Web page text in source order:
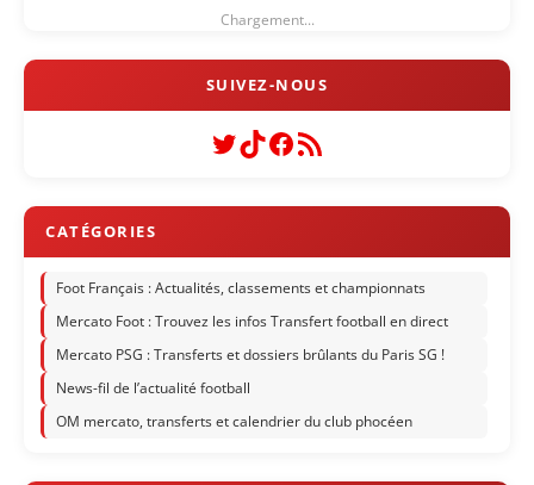
Chargement...
Twitter
TikTok
Facebook
Flux RSS
Foot Français : Actualités, classements et championnats
Mercato Foot : Trouvez les infos Transfert football en direct
Mercato PSG : Transferts et dossiers brûlants du Paris SG !
News-fil de l’actualité football
OM mercato, transferts et calendrier du club phocéen